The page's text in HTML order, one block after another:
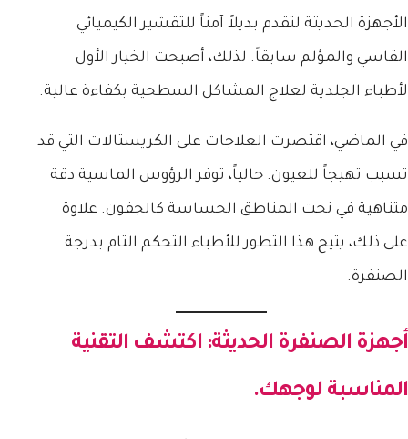
الأجهزة الحديثة لتقدم بديلاً آمناً للتقشير الكيميائي
القاسي والمؤلم سابقاً. لذلك، أصبحت الخيار الأول
لأطباء الجلدية لعلاج المشاكل السطحية بكفاءة عالية.
في الماضي، اقتصرت العلاجات على الكريستالات التي قد
تسبب تهيجاً للعيون. حالياً، توفر الرؤوس الماسية دقة
متناهية في نحت المناطق الحساسة كالجفون. علاوة
على ذلك، يتيح هذا التطور للأطباء التحكم التام بدرجة
الصنفرة.
أجهزة الصنفرة الحديثة: اكتشف التقنية
المناسبة لوجهك.